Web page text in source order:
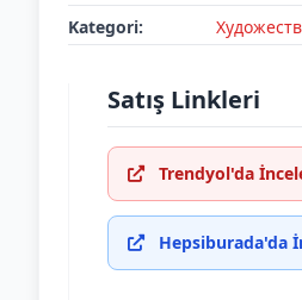
Kategori:
Satış Linkleri
Trendyol'da
Hepsiburada'da